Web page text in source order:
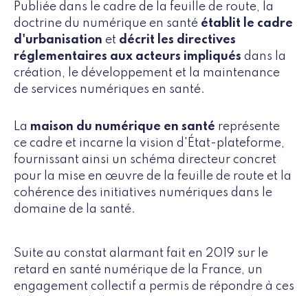
Publiée dans le cadre de la feuille de route, la
doctrine du numérique en santé établit le cadre
d'urbanisation et décrit les directives
réglementaires aux acteurs impliqués dans la
création, le développement et la maintenance
de services numériques en santé.
La maison du numérique en santé représente
ce cadre et incarne la vision d'État-plateforme,
fournissant ainsi un schéma directeur concret
pour la mise en œuvre de la feuille de route et la
cohérence des initiatives numériques dans le
domaine de la santé.
Suite au constat alarmant fait en 2019 sur le
retard en santé numérique de la France, un
engagement collectif a permis de répondre à ces